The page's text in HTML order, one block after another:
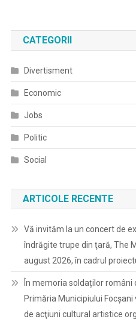
CATEGORII
Divertisment
Economic
Jobs
Politic
Social
ARTICOLE RECENTE
Vă invităm la un concert de
îndrăgite trupe din ţară, The
august 2026, în cadrul
În memoria soldaților români
Primăria Municipiului
de acţiuni cultural artistice